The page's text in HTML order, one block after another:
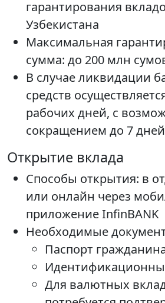
гарантирования
Узбекистана
Максимальная
сумма: до 200 млн
В случае ликвидации
средств
рабочих дней, с
сокращением до 7 дней
Открытие вклада
Способы открытия: в
или онлайн через
приложение InfinBANK
Необходимые
Паспорт
Для валютных